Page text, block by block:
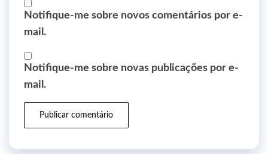
Notifique-me sobre novos comentários por e-
mail.
Notifique-me sobre novas publicações por e-
mail.